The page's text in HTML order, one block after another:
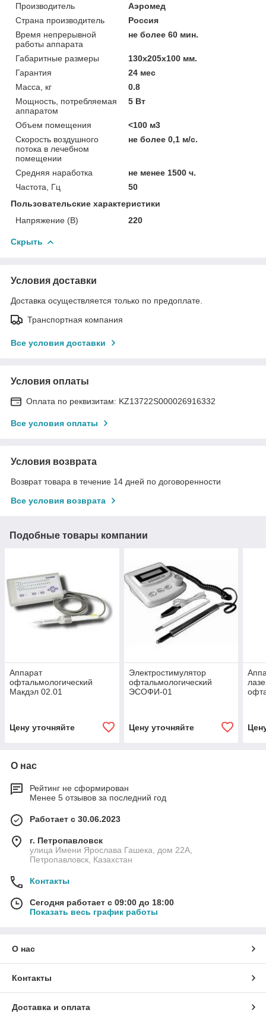
Производитель
Аэромед
Страна производитель
Россия
Время непрерывной
работы аппарата
не более 60 мин.
Габаритные размеры
130х205х100 мм.
Гарантия
24 мес
Масса, кг
0.8
Мощность, потребляемая
аппаратом
5 Вт
Объем помещения
<100 м3
Скорость воздушного
потока в лечебном
помещении
не более 0,1 м/с.
Средняя наработка
не менее 1500 ч.
Частота, Гц
50
Пользовательские характеристики
Напряжение (В)
220
Скрыть
Условия доставки
Доставка осуществляется только по предоплате.
Транспортная компания
Все условия доставки
Условия оплаты
Оплата по реквизитам: KZ13722S000026916332
Все условия оплаты
Условия возврата
Возврат товара в течение 14 дней по договоренности
Все условия возврата
Подобные товары компании
Аппарат
офтальмологический
Макдэл 02.01
Цену уточняйте
Электростимулятор
офтальмологический
ЭСОФИ-01
Цену уточняйте
О нас
Рейтинг не сформирован
Менее 5 отзывов за последний год
Работает с 30.06.2023
г. Петропавловск
улица Имени Ярослава Гашека, дом 22А,
Петропавловск, Казахстан
Контакты
Сегодня работает с 09:00 до 18:00
Показать весь график работы
О нас
Контакты
Доставка и оплата